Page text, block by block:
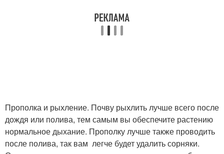
Прополка и рыхление. Почву рыхлить лучше всего после
дождя или полива, тем самым вы обеспечите растению
нормальное дыхание. Прополку лучше также проводить
после полива, так вам легче будет удалить сорняки.